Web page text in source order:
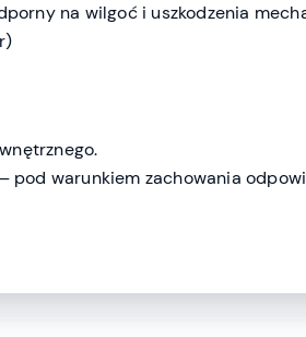
na wilgoć i uszkodzenia
pod warunkiem zachowania